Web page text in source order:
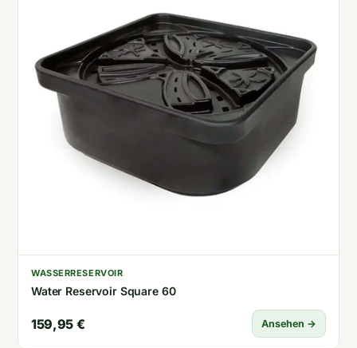
WASSERRESERVOIR
Water Reservoir Square 60
159,95 € Ansehen →